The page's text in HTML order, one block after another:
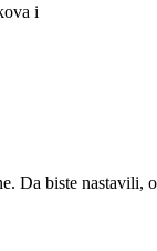
i
Da biste nastavili,